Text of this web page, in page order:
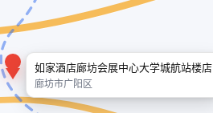
如家酒店廊坊会展中心大学城航站楼店
廊坊市广阳区